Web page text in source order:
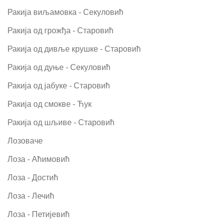
Ракија виљамовка - Секуловић
Ракија од грожђа - Старовић
Ракија од дивље крушке - Старовић
Ракија од дуње - Секуловић
Ракија од јабуке - Старовић
Ракија од смокве - Ћук
Ракија од шљиве - Старовић
Лозоваче
Лоза - Аћимовић
Лоза - Достић
Лоза - Лечић
Лоза - Петијевић